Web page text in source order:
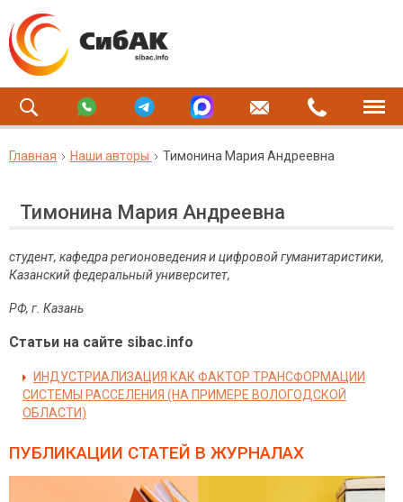
Главная Наши авторы Тимонина Мария Андреевна
Тимонина Мария Андреевна
студент, кафедра регионоведения и цифровой гуманитаристики,
Казанский федеральный университет,
РФ, г. Казань
Статьи на сайте sibac.info
ИНДУСТРИАЛИЗАЦИЯ КАК ФАКТОР ТРАНСФОРМАЦИИ
СИСТЕМЫ РАССЕЛЕНИЯ (НА ПРИМЕРЕ ВОЛОГОДСКОЙ
ОБЛАСТИ)
ПУБЛИКАЦИИ СТАТЕЙ В ЖУРНАЛАХ